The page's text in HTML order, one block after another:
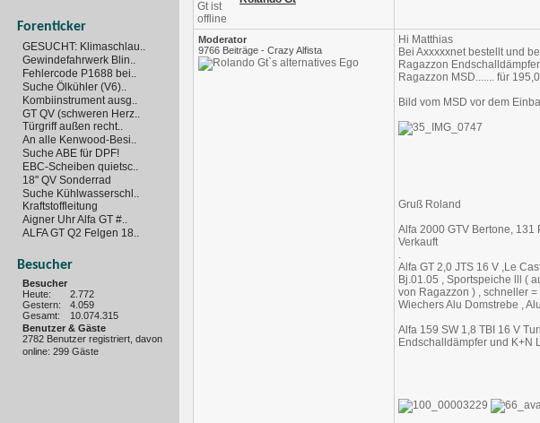
Forenticker
GESUCHT: Klimaschlau..
Gewindefahrwerk Blin..
Fehlercode P1688 bei..
Suche Ölkühler (V6)..
Kombiinstrument ausg..
GT QV (schweren Herz..
Türgriff außen recht..
An alle Kenwood-Besi..
Suche ABE für DPF!
EBC-Scheiben quietsc..
18" QV Sonderrad
Suche Kühlwasserschl..
Kraftstoffleitung
Aigner Uhr Alfa GT #..
ALFA GT Q2 Felgen 18..
Besucher
Besucher
Heute:
2.772
Gestern:
4.059
Gesamt:
10.074.315
Benutzer & Gäste
2782 Benutzer registriert, davon
online: 299 Gäste
Moderator
9766 Beiträge - Crazy Alfista
Hi Matthias
Bei Axxxxxnet bestellt und
Ragazzon
Ragazzon MSD....... für
Bild vom MSD vor dem
Gruß Roland
Alfa 2000 GTV Bertone,
Verkauft
.
Alfa GT 2,0 JTS 16 V ,Le
Bj.01.05 , Sportspeiche lll (
von Ragazzon ) , schneller
Wiechers Alu Domstrebe ,
Alfa 159 SW 1,8 TBI 16 V
Endschalldämpfer und K+N